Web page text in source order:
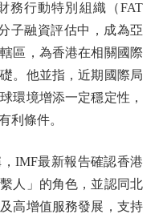
行動特別組織（FAT
子融資評估中，成為亞
區，為香港在相關國際
。他並指，近期國際局
環境增添一定穩定性，
利條件。
IMF最新報告確認香港
人」的角色，並認同北
高增值服務發展，支持